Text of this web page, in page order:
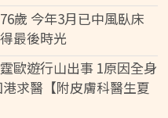
歲 今年3月已中風臥床
最後時光
歐遊行山出事 1原因全身
求醫【附皮膚科醫生夏